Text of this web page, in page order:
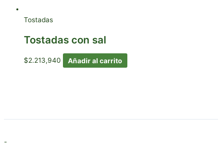
Tostadas
Tostadas con sal
$2.213,940 Añadir al carrito
-